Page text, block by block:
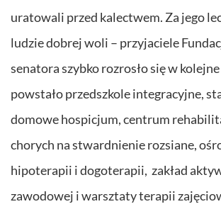
uratowali przed kalectwem. Za jego
ludzie dobrej woli – przyjaciele
senatora szybko rozrosło się w
powstało przedszkole integracyjne,
domowe hospicjum, centrum
chorych na stwardnienie rozsiane,
hipoterapii i dogoterapii, zakład
zawodowej i warsztaty terapii